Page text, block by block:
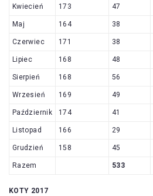
Kwiecień 173 47
Maj 164 38
Czerwiec 171 38
Lipiec 168 48
Sierpień 168 56
Wrzesień 169 49
Październik 174 41
Listopad 166 29
Grudzień 158 45
Razem 533
KOTY 2017